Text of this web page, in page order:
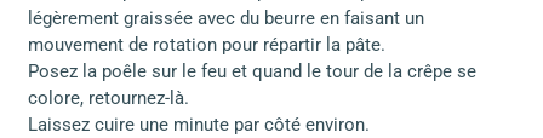
légèrement graissée avec du beurre en faisant un
mouvement de rotation pour répartir la pâte.
Posez la poêle sur le feu et quand le tour de la crêpe se
colore, retournez-là.
Laissez cuire une minute par côté environ.